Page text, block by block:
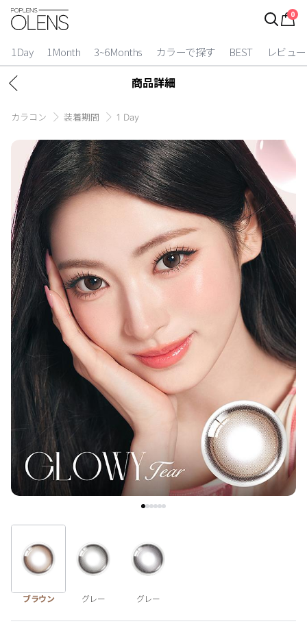
0
1Day 1Month 3~6Months カラーで探す BEST レビュー
ログイン
カラコン比較
今月限定特典
カラコン
装着期間
1 Day
1 Month
3~6 Months
よりどりキット
カラー
ブラウン
チョコ
グレー
ブラック
ヘーゼル
グリーン
ブルー
乱視用
ハロウィンカラコン
ケア用品
EYEしてる
総合掲示板
商品詳細
カラコン 装着期間 1 Day
ブラウン グレー グレー